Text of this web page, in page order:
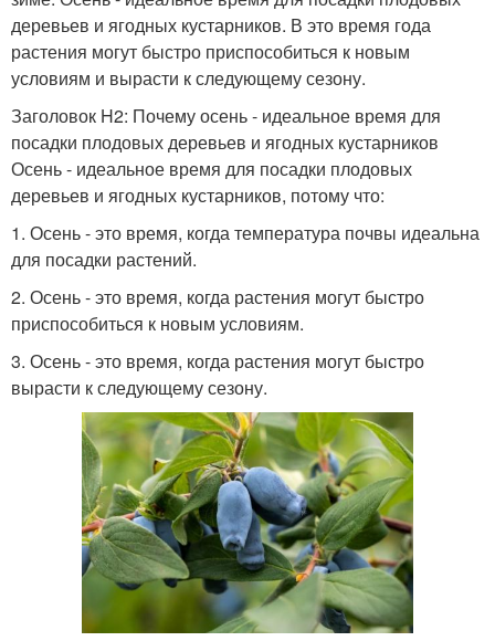
деревьев и ягодных кустарников. В это время года
растения могут быстро приспособиться к новым
условиям и вырасти к следующему сезону.
Заголовок H2: Почему осень - идеальное время для
посадки плодовых деревьев и ягодных кустарников
Осень - идеальное время для посадки плодовых
деревьев и ягодных кустарников, потому что:
1. Осень - это время, когда температура почвы идеальна
для посадки растений.
2. Осень - это время, когда растения могут быстро
приспособиться к новым условиям.
3. Осень - это время, когда растения могут быстро
вырасти к следующему сезону.